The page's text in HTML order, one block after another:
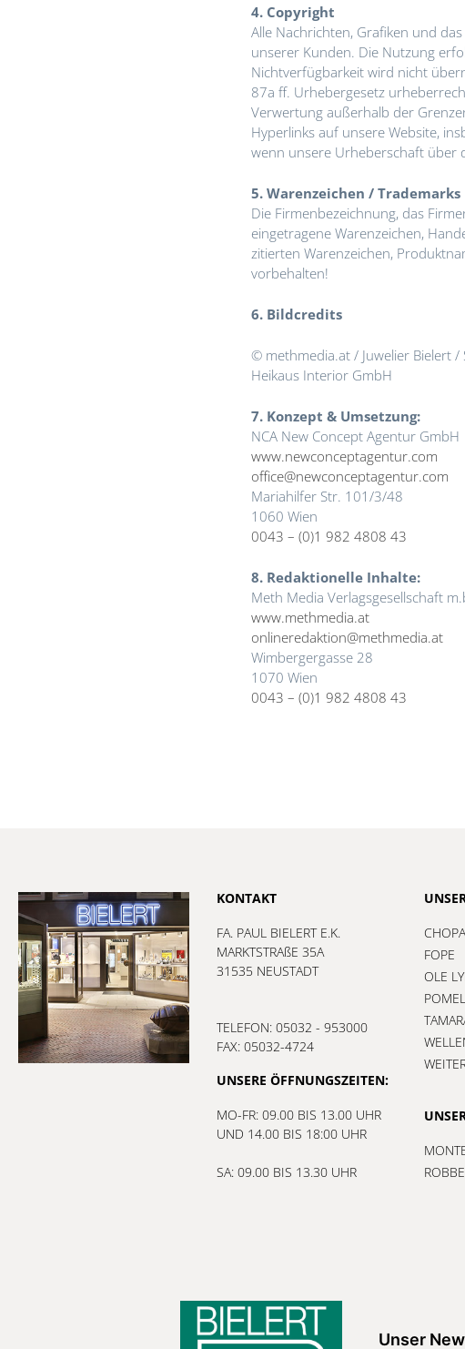
4. Copyright
Alle Nachrichten, Grafiken und
unserer Kunden. Die Nutzung
Nichtverfügbarkeit wird nicht
87a ff. Urhebergesetz
Verwertung außerhalb der
Hyperlinks auf unsere Website,
wenn unsere Urheberschaft über
5. Warenzeichen / Trademarks
Die Firmenbezeichnung, das
eingetragene Warenzeichen,
zitierten Warenzeichen,
vorbehalten!
6. Bildcredits
© methmedia.at / Juwelier Bielert /
Heikaus Interior GmbH
7. Konzept & Umsetzung:
NCA New Concept Agentur GmbH
www.newconceptagentur.com
office@newconceptagentur.com
Mariahilfer Str. 101/3/48
1060 Wien
0043 – (0)1 982 4808 43
8. Redaktionelle Inhalte:
Meth Media Verlagsgesellschaft
www.methmedia.at
onlineredaktion@methmedia.at
Wimbergergasse 28
1070 Wien
0043 – (0)1 982 4808 43
KONTAKT
FA. PAUL BIELERT E.K.
MARKTSTRAßE 35A
31535 NEUSTADT
TELEFON: 05032 - 953000
FAX: 05032-4724
UNSERE ÖFFNUNGSZEITEN:
MO-FR: 09.00 BIS 13.00 UHR
UND 14.00 BIS 18:00 UHR
SA: 09.00 BIS 13.30 UHR
FOPE
OLE
Unser
Unser Geschäft
Bis dahin sind wir
eingelöst werden.
Eine Einlösung
nicht möglich.
Eine weitere
gewährleisten.